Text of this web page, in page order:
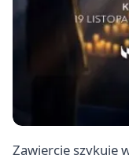
Zawiercie szykuje